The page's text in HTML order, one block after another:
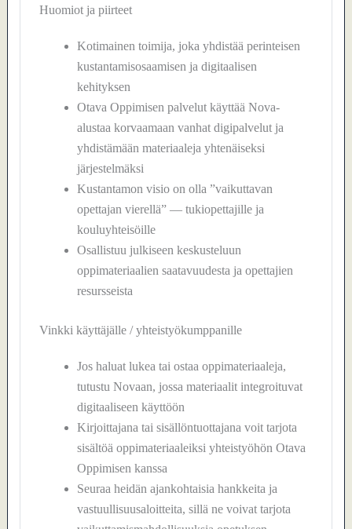
Huomiot ja piirteet
Kotimainen toimija, joka yhdistää perinteisen
kustantamisosaamisen ja digitaalisen
kehityksen
Otava Oppimisen palvelut käyttää Nova-
alustaa korvaamaan vanhat digipalvelut ja
yhdistämään materiaaleja yhtenäiseksi
järjestelmäksi
Kustantamon visio on olla ”vaikuttavan
opettajan vierellä” — tukiopettajille ja
kouluyhteisöille
Osallistuu julkiseen keskusteluun
oppimateriaalien saatavuudesta ja opettajien
resursseista
Vinkki käyttäjälle / yhteistyökumppanille
Jos haluat lukea tai ostaa oppimateriaaleja,
tutustu Novaan, jossa materiaalit integroituvat
digitaaliseen käyttöön
Kirjoittajana tai sisällöntuottajana voit tarjota
sisältöä oppimateriaaleiksi yhteistyöhön Otava
Oppimisen kanssa
Seuraa heidän ajankohtaisia hankkeita ja
vastuullisuusaloitteita, sillä ne voivat tarjota